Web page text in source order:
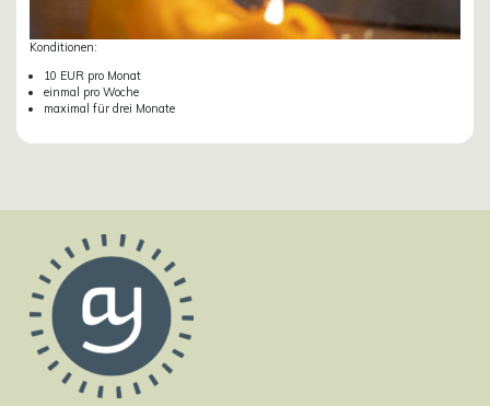
Konditionen:
10 EUR pro Monat
einmal pro Woche
maximal für drei Monate